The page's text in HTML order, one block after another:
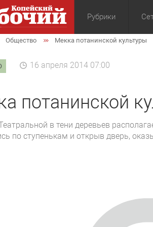
Рубрики
Общество
Общество Мекка потанинской культуры
16 апреля 2014 07:00
потанинской
в тени деревьев
по ступенькам и открыв дверь,